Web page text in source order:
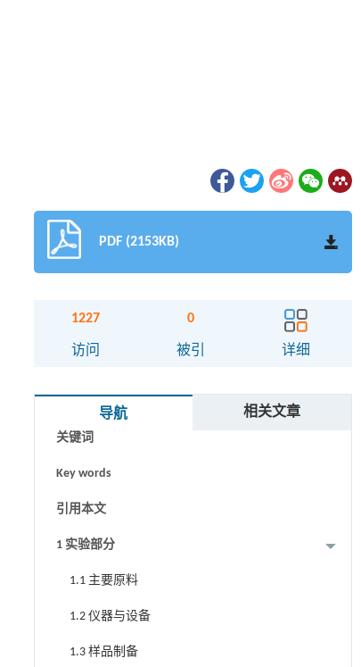
PDF (2153KB)
1227
访问
0
被引 详细
导航 相关文章
关键词
Key words
引用本文
1 实验部分
1.1 主要原料
1.2 仪器与设备
1.3 样品制备